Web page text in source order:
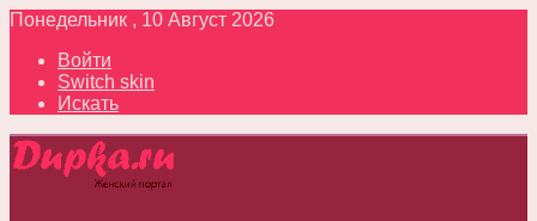
Понедельник , 10 Август 2026
Войти
Switch skin
Искать